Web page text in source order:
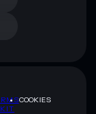
COOKIES